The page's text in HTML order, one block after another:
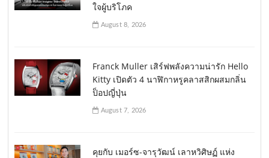
ใจผู้บริโภค
August 8, 2026
Franck Muller เสิร์ฟพลังความน่ารัก Hello
Kitty เปิดตัว 4 นาฬิกาหรูคลาสสิกผสมกลิ่น
ป็อปญี่ปุ่น
August 7, 2026
คุยกับ เมอร์ซ-จารุวัฒน์ เลาหวิศิษฏ์ แห่ง